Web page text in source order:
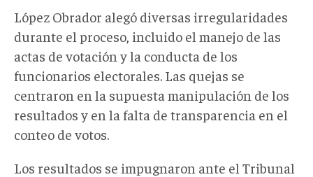
López Obrador alegó diversas irregularidades
durante el proceso, incluido el manejo de las
actas de votación y la conducta de los
funcionarios electorales. Las quejas se
centraron en la supuesta manipulación de los
resultados y en la falta de transparencia en el
conteo de votos.
Los resultados se impugnaron ante el Tribunal